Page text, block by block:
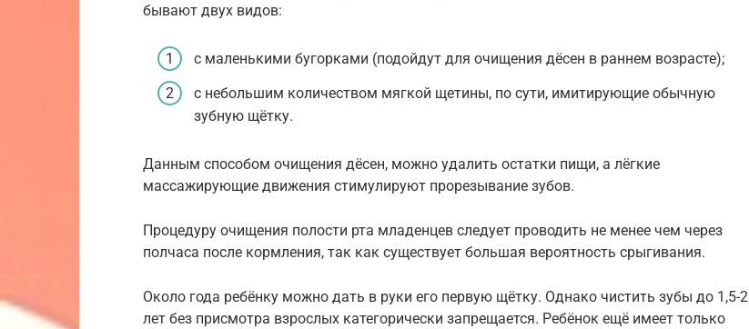
бывают двух видов:
с маленькими бугорками (подойдут для очищения дёсен в раннем возрасте);
с небольшим количеством мягкой щетины, по сути, имитирующие обычную
зубную щётку.
Данным способом очищения дёсен, можно удалить остатки пищи, а лёгкие
массажирующие движения стимулируют прорезывание зубов.
Процедуру очищения полости рта младенцев следует проводить не менее чем через
полчаса после кормления, так как существует большая вероятность срыгивания.
Около года ребёнку можно дать в руки его первую щётку. Однако чистить зубы до 1,5-2
лет без присмотра взрослых категорически запрещается. Ребёнок ещё имеет только